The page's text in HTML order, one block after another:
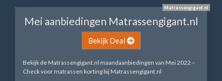
Matrassengigant.nl
Mei aanbiedingen Matrassengigant.nl
Bekijk Deal
Bekijk de Matrassengigant.nl maandaanbiedingen van Mei 2022 –
Check voor matrassen korting bij Matrassengigant.nl